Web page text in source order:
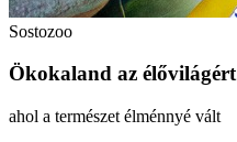
Sostozoo
Ökokaland az élővilágért
ahol a természet élménnyé vált